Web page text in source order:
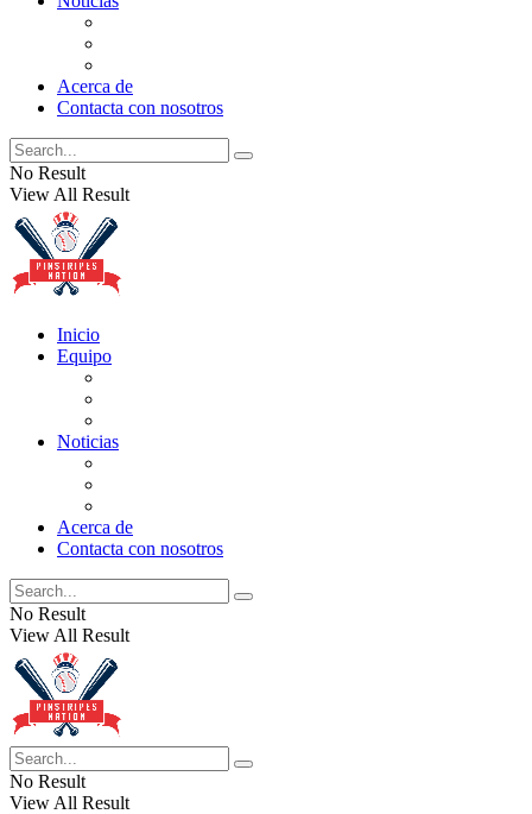
Acerca de
Contacta con nosotros
No Result
View All Result
Inicio
Equipo
Noticias
Acerca de
Contacta con nosotros
No Result
View All Result
No Result
View All Result